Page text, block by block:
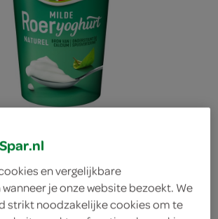
en vergelijkbare
je onze website bezoekt. We
strikt noodzakelijke cookies om te